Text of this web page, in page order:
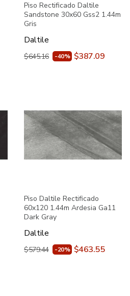
Piso Rectificado Daltile
Sandstone 30x60 Gss2 1.44m
Gris
Daltile
$645.16 -40% $387.09
Piso Daltile Rectificado
60x120 1.44m Ardesia Ga11
Dark Gray
Daltile
$579.44 -20% $463.55